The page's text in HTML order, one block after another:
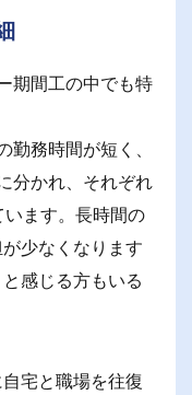
期間工の中でも特
務時間が短く、
分かれ、それぞれ
ます。長時間の
少なくなります
感じる方もいる
宅と職場を往復